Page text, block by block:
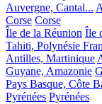
Auvergne, Cantal...
Corse Corse
Île de la Réunion Île
Tahiti, Polynésie
Antilles, Martinique
Guyane, Amazonie
Pays Basque, Côte
Pyrénées Pyrénées